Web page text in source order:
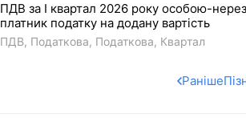
ПДВ за I квартал 2026 року особою-
платник податку на додану вартість
ПДВ Податкова Податкова Квартал
Раніше